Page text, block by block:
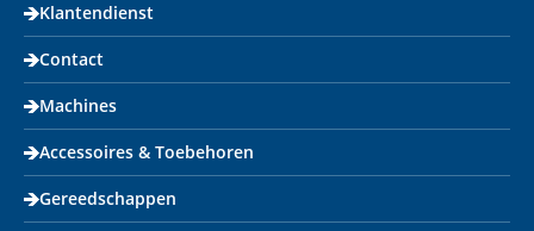
Klantendienst
Contact
Machines
Accessoires & Toebehoren
Gereedschappen